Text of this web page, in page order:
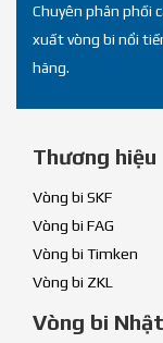
Chuyên phân phối
xuất vòng bi nổi
hãng.
Thương hiệu
Vòng bi SKF
Vòng bi FAG
Vòng bi Timken
Vòng bi ZKL
Vòng bi Nhật